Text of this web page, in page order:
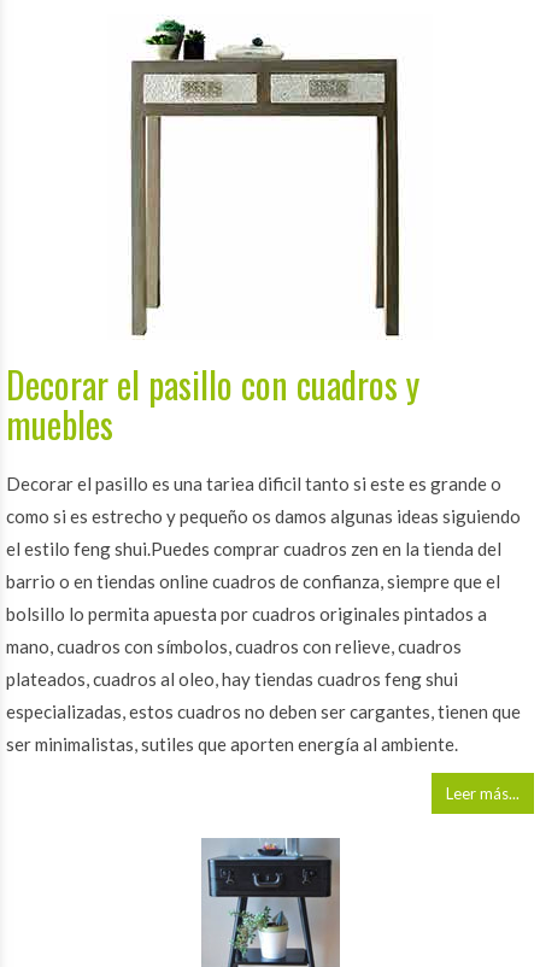
Decorar el pasillo con cuadros y
muebles
Decorar el pasillo es una tariea dificil tanto si este es grande o
como si es estrecho y pequeño os damos algunas ideas siguiendo
el estilo feng shui.Puedes comprar cuadros zen en la tienda del
barrio o en tiendas online cuadros de confianza, siempre que el
bolsillo lo permita apuesta por cuadros originales pintados a
mano, cuadros con símbolos, cuadros con relieve, cuadros
plateados, cuadros al oleo, hay tiendas cuadros feng shui
especializadas, estos cuadros no deben ser cargantes, tienen que
ser minimalistas, sutiles que aporten energía al ambiente.
Leer más...